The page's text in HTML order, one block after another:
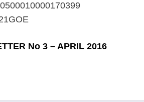
No 3 – APRIL 2016